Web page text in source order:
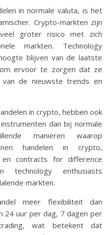
in normale valuta, is het
Crypto-markten zijn
groter risico met zich
markten. Technology
blijven van de laatste
ervoor te zorgen dat ze
de nieuwste trends en
in crypto, hebben ook
dan bij normale
manieren waarop
handelen in crypto,
contracts for difference
technology enthusiasts
markten.
meer flexibiliteit dan
24 uur per dag, 7 dagen per
wat betekent dat